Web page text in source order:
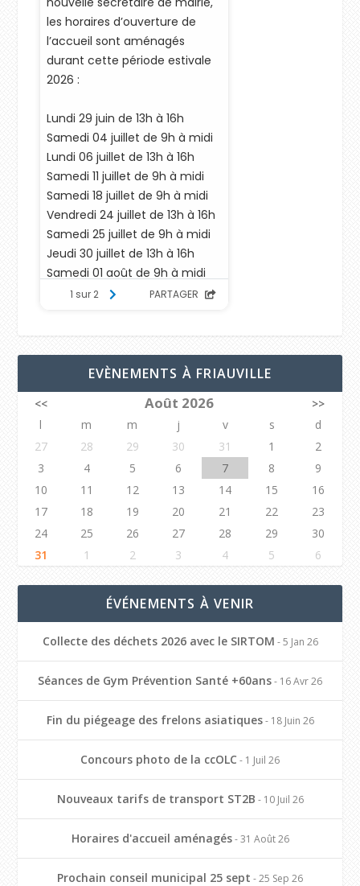
EVÈNEMENTS À FRIAUVILLE
<< Août 2026
>>
l
m m j v s
d
27
28 29 30 31 1
2
3
4 5 6 7 8
9
10
11 12 13 14 15
16
17
18 19 20 21 22
23
24
25 26 27 28 29
30
31
1 2 3 4 5 6
ÉVÉNEMENTS À VENIR
Collecte des déchets 2026 avec le SIRTOM - 5 Jan 26
Séances de Gym Prévention Santé +60ans- 16 Avr 26
Fin du piégeage des frelons asiatiques- 18 Juin 26
Concours photo de la ccOLC - 1 Juil 26
Nouveaux tarifs de transport ST2B - 10 Juil 26
Horaires d'accueil aménagés- 31 Août 26
Prochain conseil municipal 25 sept - 25 Sep 26